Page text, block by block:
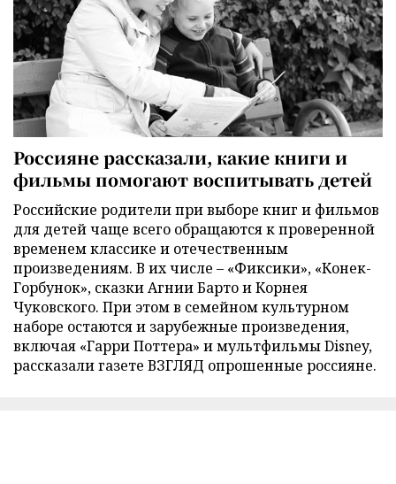
Россияне рассказали, какие книги и
фильмы помогают воспитывать детей
Российские родители при выборе книг и фильмов
для детей чаще всего обращаются к проверенной
временем классике и отечественным
произведениям. В их числе – «Фиксики», «Конек-
Горбунок», сказки Агнии Барто и Корнея
Чуковского. При этом в семейном культурном
наборе остаются и зарубежные произведения,
включая «Гарри Поттера» и мультфильмы Disney,
рассказали газете ВЗГЛЯД опрошенные россияне.